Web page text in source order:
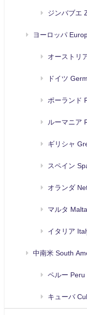
ジンバブエ
ヨーロッパ
オーストリ
ドイツ
ポーランド
ルーマニア
ギリシャ
スペイン
オランダ
マルタ Malta
イタリア
中南米 South
ペルー Peru
キューバ